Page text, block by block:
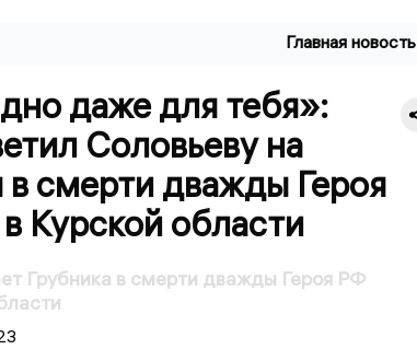
Главная новость
даже для тебя»:
Соловьеву на
в смерти дважды Героя
Курской области
Грубника в смерти дважды Героя РФ